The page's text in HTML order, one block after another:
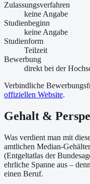
Zulassungsverfahren
keine Angabe
Studienbeginn
keine Angabe
Studienform
Teilzeit
Bewerbung
direkt bei der
Verbindliche
offiziellen Website.
Gehalt &
Was verdient man mit
amtlichen Median-
(Entgeltatlas der
ehrliche Spanne aus –
einen Beruf.